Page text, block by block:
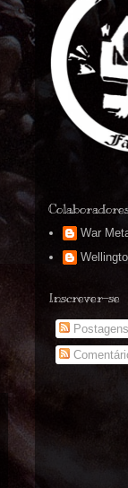
War
Inscrever-se
Postagens